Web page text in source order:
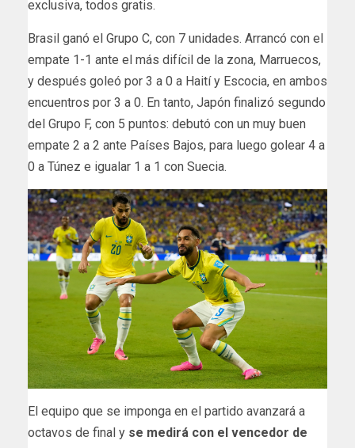
exclusiva, todos gratis.
Brasil ganó el Grupo C, con 7 unidades. Arrancó con el
empate 1-1 ante el más difícil de la zona, Marruecos,
y después goleó por 3 a 0 a Haití y Escocia, en ambos
encuentros por 3 a 0. En tanto, Japón finalizó segundo
del Grupo F, con 5 puntos: debutó con un muy buen
empate 2 a 2 ante Países Bajos, para luego golear 4 a
0 a Túnez e igualar 1 a 1 con Suecia.
El equipo que se imponga en el partido avanzará a
octavos de final y se medirá con el vencedor de